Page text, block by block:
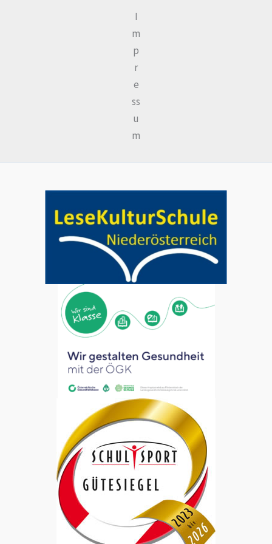
I
m
p
r
e
ss
u
m